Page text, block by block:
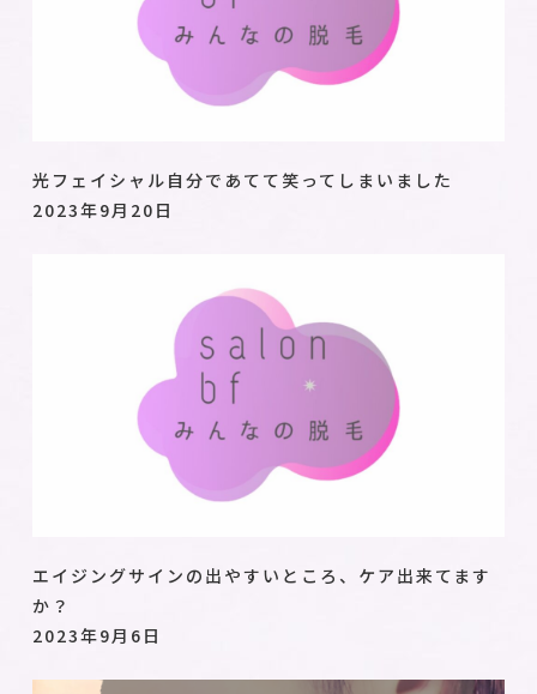
光フェイシャル自分であてて笑ってしまいました
2023年9月20日
エイジングサインの出やすいところ、ケア出来てます
か？
2023年9月6日